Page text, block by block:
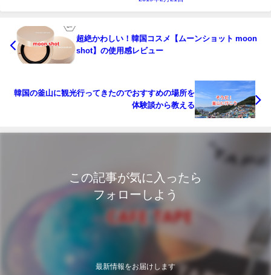
超絶かわしい！韓国コスメ【ムーンショット moon
shot】の使用感レビュー
韓国の釜山に観光行ってきたのでおすすめの場所を
体験談から教える
この記事が気に入ったら
フォローしよう
最新情報をお届けします